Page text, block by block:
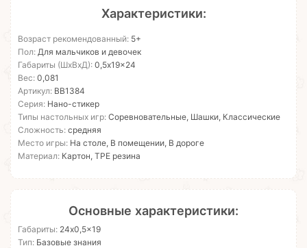
Характеристики:
Возраст рекомендованный: 5+
Пол: Для мальчиков и девочек
Габариты (ШхВхД): 0,5x19x24
Вес: 0,081
Артикул: ВВ1384
Серия: Нано-стикер
Типы настольных игр: Соревновательные, Шашки, Классические
Сложность: средняя
Место игры: На столе, В помещении, В дороге
Материал: Картон, TPE резина
Основные характеристики:
Габариты: 24x0,5x19
Тип: Базовые знания